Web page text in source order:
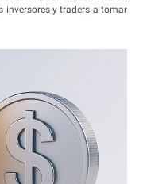
inversores y traders a tomar